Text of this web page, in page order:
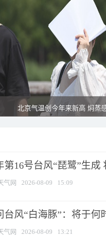
北京气温创今年来新高 焖蒸
第16号台风“琵鹭”生
气网 2026-08-09 15:09
台风“白海豚”：将于
气网 2026-08-09 13:21